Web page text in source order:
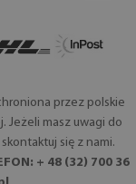
przez polskie
Jeżeli masz uwagi do
się z nami.
+ 48 (32) 700 36